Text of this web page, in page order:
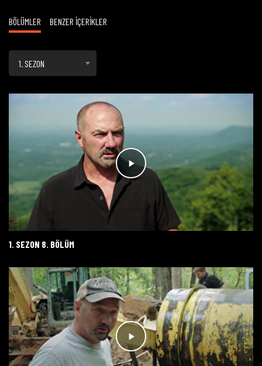
BÖLÜMLER BENZER İÇERİKLER
1. SEZON
1. SEZON 8. BÖLÜM